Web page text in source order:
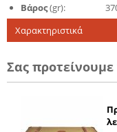
Βάρος(gr):
Χαρακτηριστικά
Σας